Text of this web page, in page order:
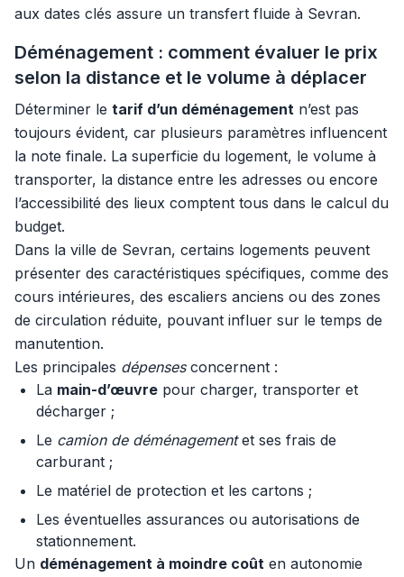
aux dates clés assure un transfert fluide à Sevran.
Déménagement : comment évaluer le prix
selon la distance et le volume à déplacer
Déterminer le tarif d’un déménagement n’est pas
toujours évident, car plusieurs paramètres influencent
la note finale. La superficie du logement, le volume à
transporter, la distance entre les adresses ou encore
l’accessibilité des lieux comptent tous dans le calcul du
budget.
Dans la ville de Sevran, certains logements peuvent
présenter des caractéristiques spécifiques, comme des
cours intérieures, des escaliers anciens ou des zones
de circulation réduite, pouvant influer sur le temps de
manutention.
Les principales dépensesconcernent :
La main-d’œuvre pour charger, transporter et
décharger ;
Le camion de déménagementet ses frais de
carburant ;
Le matériel de protection et les cartons ;
Les éventuelles assurances ou autorisations de
stationnement.
Un déménagement à moindre coût en autonomie